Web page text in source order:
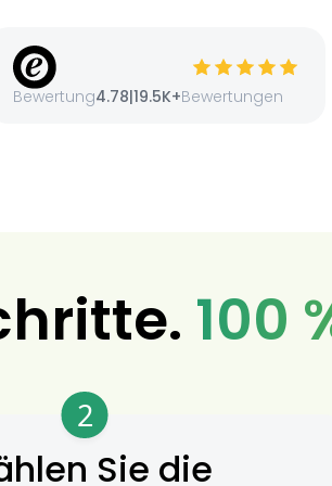
Bewertung4.78|19.5K+Bewertungen
100
2
Sie die